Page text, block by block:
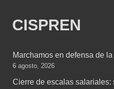
CISPREN
Marchamos en defensa de
6 agosto, 2026
Cierre de escalas